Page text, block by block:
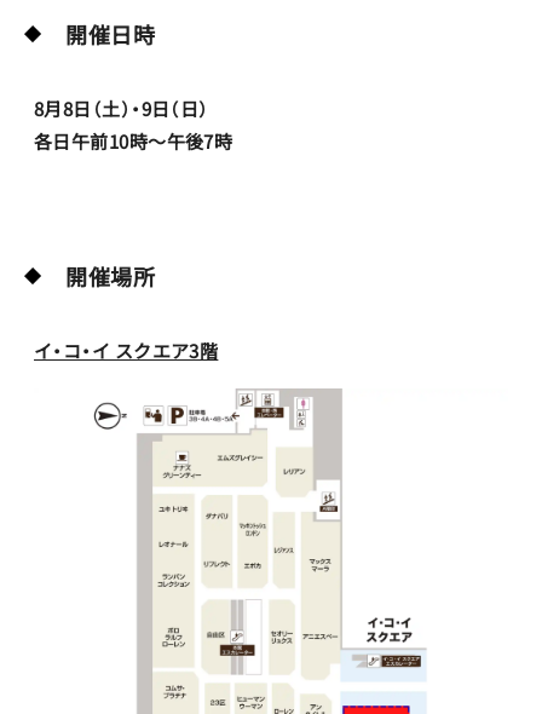
開催日時
8月8日（土）・9日（日）
各日午前10時～午後7時
開催場所
イ・コ・イ スクエア3階